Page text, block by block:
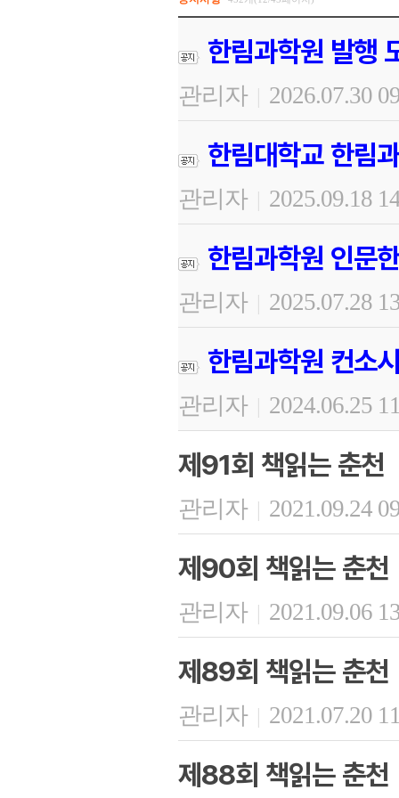
한림과학원 발행
관리자 | 2026.07.30
한림대학교 한림
관리자 | 2025.09.18
한림과학원 인문
관리자 | 2025.07.28
한림과학원 컨소
관리자 | 2024.06.25
제91회 책읽는 춘천
관리자 | 2021.09.24
제90회 책읽는 춘천
관리자 | 2021.09.06
제89회 책읽는 춘천
관리자 | 2021.07.20
제88회 책읽는 춘천